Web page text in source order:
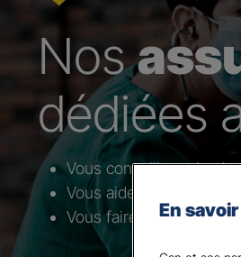
Nos
dédiées
Vous conseiller selon
Vous aider à mettre en
Vous faire bénéficier
En